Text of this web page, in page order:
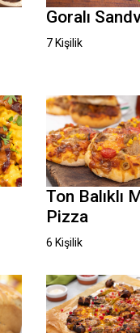
Goralı
7 Kişilik
Ton Balıklı
Pizza
6 Kişilik